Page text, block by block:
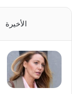
الأخيرة